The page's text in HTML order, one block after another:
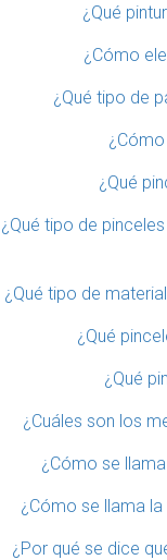
¿Qué
¿Cómo
¿Qué tipo de
¿Qué
¿Qué tipo de
¿Qué tipo de
¿Qué
¿Qué
¿Cuáles son los
¿Cómo se
¿Cómo se llama
¿Por qué se dice